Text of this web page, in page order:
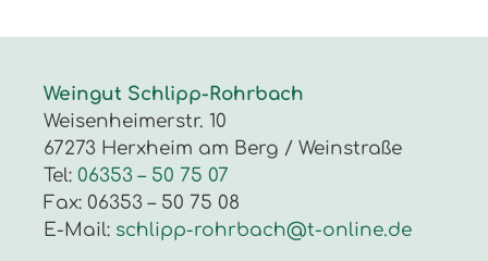
Weingut Schlipp-Rohrbach
Weisenheimerstr. 10
67273 Herxheim am Berg / Weinstraße
Tel: 06353 – 50 75 07
Fax: 06353 – 50 75 08
E-Mail: schlipp-rohrbach@t-online.de